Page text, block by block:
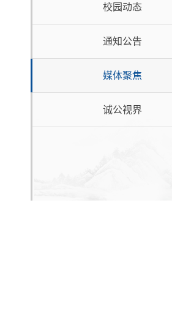
校园动态
通知公告
媒体聚焦
诚公视界